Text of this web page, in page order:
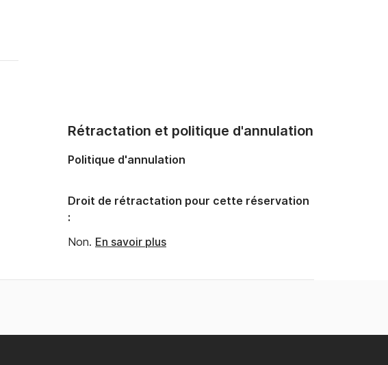
Rétractation et politique d'annulation
Politique d'annulation
Droit de rétractation pour cette réservation
:
Non. En savoir plus